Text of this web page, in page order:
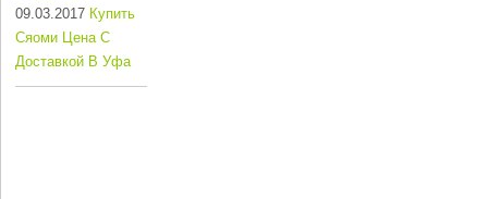
09.03.2017 Купить
Сяоми Цена С
Доставкой В Уфа